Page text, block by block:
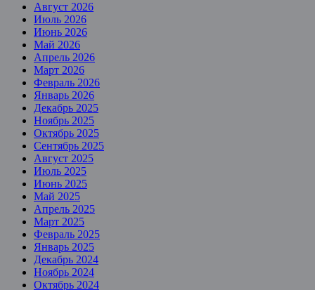
Август 2026
Июль 2026
Июнь 2026
Май 2026
Апрель 2026
Март 2026
Февраль 2026
Январь 2026
Декабрь 2025
Ноябрь 2025
Октябрь 2025
Сентябрь 2025
Август 2025
Июль 2025
Июнь 2025
Май 2025
Апрель 2025
Март 2025
Февраль 2025
Январь 2025
Декабрь 2024
Ноябрь 2024
Октябрь 2024